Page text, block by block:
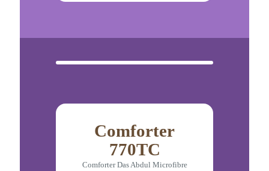
Comforter
770TC
Comforter Das Abdul Microfibre